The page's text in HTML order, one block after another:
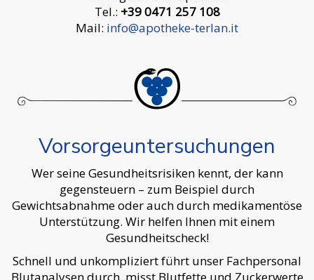
Tel.: +39 0471 257 108
Mail: info@apotheke-terlan.it
Vorsorgeuntersuchungen
Wer seine Gesundheitsrisiken kennt, der kann
gegensteuern – zum Beispiel durch
Gewichtsabnahme oder auch durch medikamentöse
Unterstützung. Wir helfen Ihnen mit einem
Gesundheitscheck!
Schnell und unkompliziert führt unser Fachpersonal